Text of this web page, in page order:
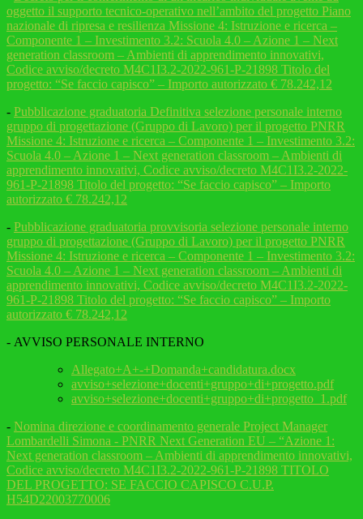
oggetto il supporto tecnico-operativo nell’ambito del progetto Piano
nazionale di ripresa e resilienza Missione 4: Istruzione e ricerca –
Componente 1 – Investimento 3.2: Scuola 4.0 – Azione 1 – Next
generation classroom – Ambienti di apprendimento innovativi,
Codice avviso/decreto M4C1I3.2-2022-961-P-21898 Titolo del
progetto: “Se faccio capisco” – Importo autorizzato € 78.242,12
- Pubblicazione graduatoria Definitiva selezione personale interno
gruppo di progettazione (Gruppo di Lavoro) per il progetto PNRR
Missione 4: Istruzione e ricerca – Componente 1 – Investimento 3.2:
Scuola 4.0 – Azione 1 – Next generation classroom – Ambienti di
apprendimento innovativi, Codice avviso/decreto M4C1I3.2-2022-
961-P-21898 Titolo del progetto: “Se faccio capisco” – Importo
autorizzato € 78.242,12
- Pubblicazione graduatoria provvisoria selezione personale interno
gruppo di progettazione (Gruppo di Lavoro) per il progetto PNRR
Missione 4: Istruzione e ricerca – Componente 1 – Investimento 3.2:
Scuola 4.0 – Azione 1 – Next generation classroom – Ambienti di
apprendimento innovativi, Codice avviso/decreto M4C1I3.2-2022-
961-P-21898 Titolo del progetto: “Se faccio capisco” – Importo
autorizzato € 78.242,12
- AVVISO PERSONALE INTERNO
Allegato+A+-+Domanda+candidatura.docx
avviso+selezione+docenti+gruppo+di+progetto.pdf
avviso+selezione+docenti+gruppo+di+progetto_1.pdf
- Nomina direzione e coordinamento generale Project Manager
Lombardelli Simona - PNRR Next Generation EU – “Azione 1:
Next generation classroom – Ambienti di apprendimento innovativi,
Codice avviso/decreto M4C1I3.2-2022-961-P-21898 TITOLO
DEL PROGETTO: SE FACCIO CAPISCO C.U.P.
H54D22003770006